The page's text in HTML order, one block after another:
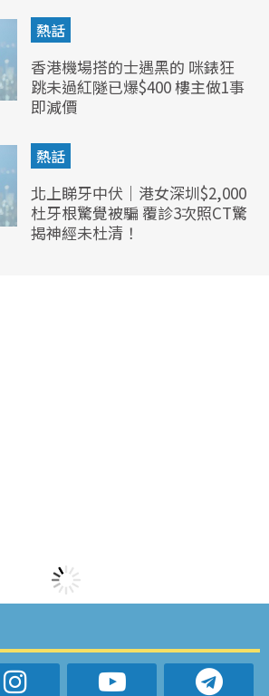
熱話
香港機場搭的士遇黑的 咪錶狂
跳未過紅隧已爆$400 樓主做1事
即減價
熱話
北上睇牙中伏｜港女深圳$2,000
杜牙根驚覺被騙 覆診3次照CT驚
揭神經未杜清！